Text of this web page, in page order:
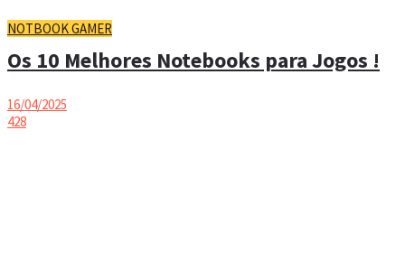
NOTBOOK GAMER
Os 10 Melhores Notebooks para Jogos !
16/04/2025
428